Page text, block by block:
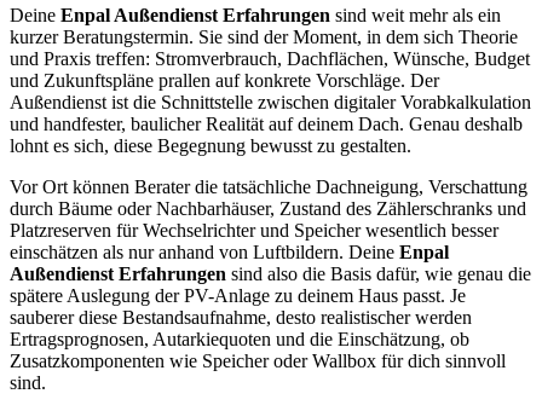
Deine Enpal Außendienst Erfahrungen sind weit mehr als ein
kurzer Beratungstermin. Sie sind der Moment, in dem sich Theorie
und Praxis treffen: Stromverbrauch, Dachflächen, Wünsche, Budget
und Zukunftspläne prallen auf konkrete Vorschläge. Der
Außendienst ist die Schnittstelle zwischen digitaler Vorabkalkulation
und handfester, baulicher Realität auf deinem Dach. Genau deshalb
lohnt es sich, diese Begegnung bewusst zu gestalten.
Vor Ort können Berater die tatsächliche Dachneigung, Verschattung
durch Bäume oder Nachbarhäuser, Zustand des Zählerschranks und
Platzreserven für Wechselrichter und Speicher wesentlich besser
einschätzen als nur anhand von Luftbildern. Deine Enpal
Außendienst Erfahrungen sind also die Basis dafür, wie genau die
spätere Auslegung der PV-Anlage zu deinem Haus passt. Je
sauberer diese Bestandsaufnahme, desto realistischer werden
Ertragsprognosen, Autarkiequoten und die Einschätzung, ob
Zusatzkomponenten wie Speicher oder Wallbox für dich sinnvoll
sind.